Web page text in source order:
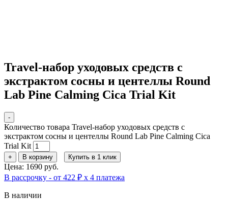
Travel-набор уходовых средств с
экстрактом сосны и центеллы Round
Lab Pine Calming Cica Trial Kit
-
Количество товара Travel-набор уходовых средств с
экстрактом сосны и центеллы Round Lab Pine Calming Cica
Trial Kit
+ В корзину Купить в 1 клик
Цена: 1690 руб.
В рассрочку - от 422 ₽ х 4 платежа
В наличии